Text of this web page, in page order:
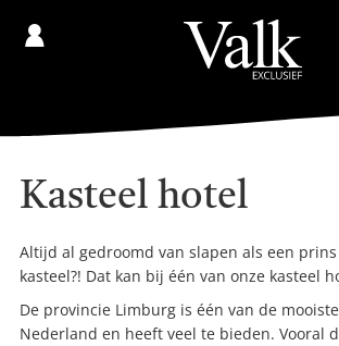
Kasteel hotel
Altijd al gedroomd van slapen als een
kasteel?! Dat kan bij één van onze kasteel
De provincie Limburg is één van de
Nederland en heeft veel te bieden. Vooral